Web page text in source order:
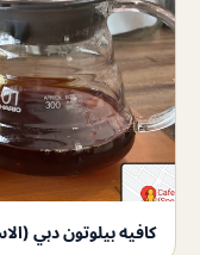
كافيه بيلوتون دبي